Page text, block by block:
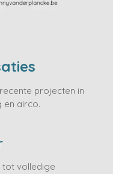
projecten in
en airco.
tot volledige